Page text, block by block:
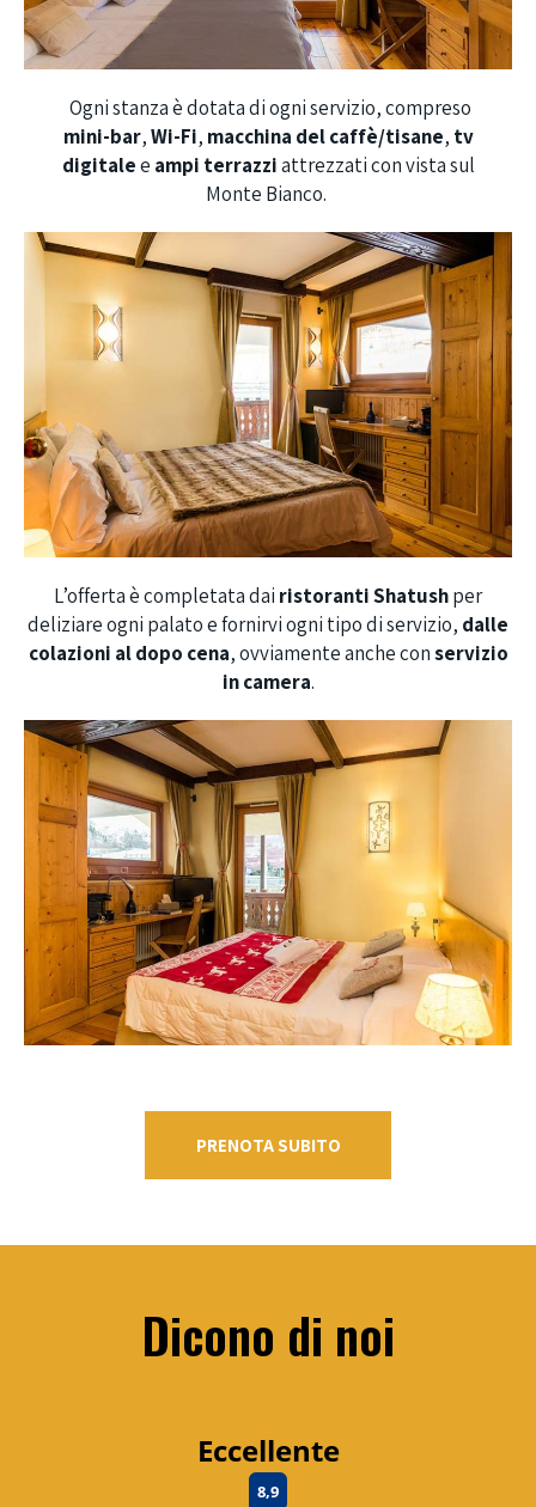
Ogni stanza è dotata di ogni servizio, compreso
mini-bar,Wi-Fi, macchina del caffè/tisane, tv
digitalee ampi terrazziattrezzaticon vista sul
Monte Bianco.
L’offerta è completata dai ristoranti Shatushper
deliziare ogni palato e fornirvi ogni tipo di servizio, dalle
colazioni al dopo cena, ovviamenteanche conservizio
in camera.
PRENOTA SUBITO
Dicono di noi
Eccellente
8,9